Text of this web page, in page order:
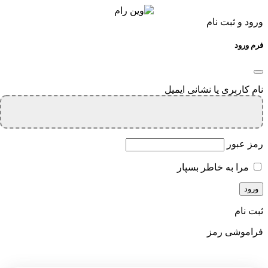
ورود و ثبت نام
فرم ورود
نام کاربری یا نشانی ایمیل
رمز عبور
مرا به خاطر بسپار
ثبت نام
فراموشی رمز